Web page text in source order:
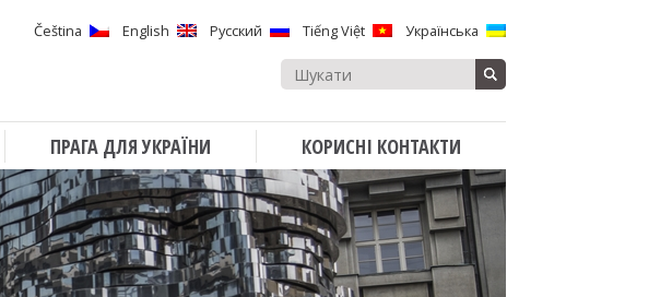
Čeština English Русский Tiếng Việt Українська
ПРАГА ДЛЯ УКРАЇНИ КОРИСНІ КОНТАКТИ